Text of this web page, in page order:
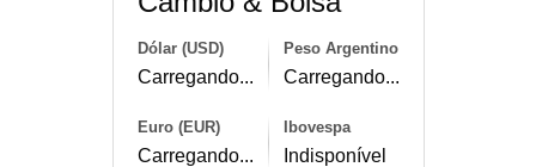
Dólar (USD)
Carregando...
Peso Argentino
Carregando...
Euro (EUR)
Carregando...
Ibovespa
Indisponível